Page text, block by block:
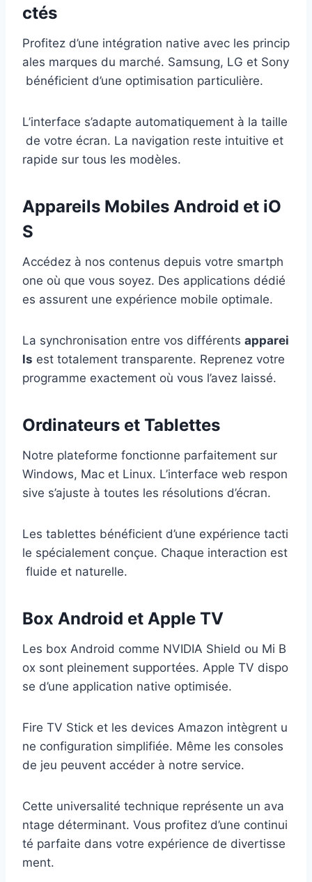
ctés
Profitez d’une intégration native avec les princip
ales marques du marché. Samsung, LG et Sony
bénéficient d’une optimisation particulière.
L’interface s’adapte automatiquement à la taille
de votre écran. La navigation reste intuitive et
rapide sur tous les modèles.
Appareils Mobiles Android et iO
S
Accédez à nos contenus depuis votre smartph
one où que vous soyez. Des applications dédié
es assurent une expérience mobile optimale.
La synchronisation entre vos différents apparei
ls est totalement transparente. Reprenez votre
programme exactement où vous l’avez laissé.
Ordinateurs et Tablettes
Notre plateforme fonctionne parfaitement sur
Windows, Mac et Linux. L’interface web respon
sive s’ajuste à toutes les résolutions d’écran.
Les tablettes bénéficient d’une expérience tacti
le spécialement conçue. Chaque interaction est
fluide et naturelle.
Box Android et Apple TV
Les box Android comme NVIDIA Shield ou Mi B
ox sont pleinement supportées. Apple TV dispo
se d’une application native optimisée.
Fire TV Stick et les devices Amazon intègrent u
ne configuration simplifiée. Même les consoles
de jeu peuvent accéder à notre service.
Cette universalité technique représente un ava
ntage déterminant. Vous profitez d’une continui
té parfaite dans votre expérience de divertisse
ment.